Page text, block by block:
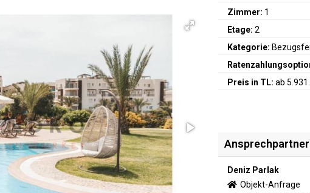
Zimmer: 1
Etage:2
Kategorie:
Preis in TL:ab
Ansprechpartner
Deniz Parlak
Objekt-Anfrage